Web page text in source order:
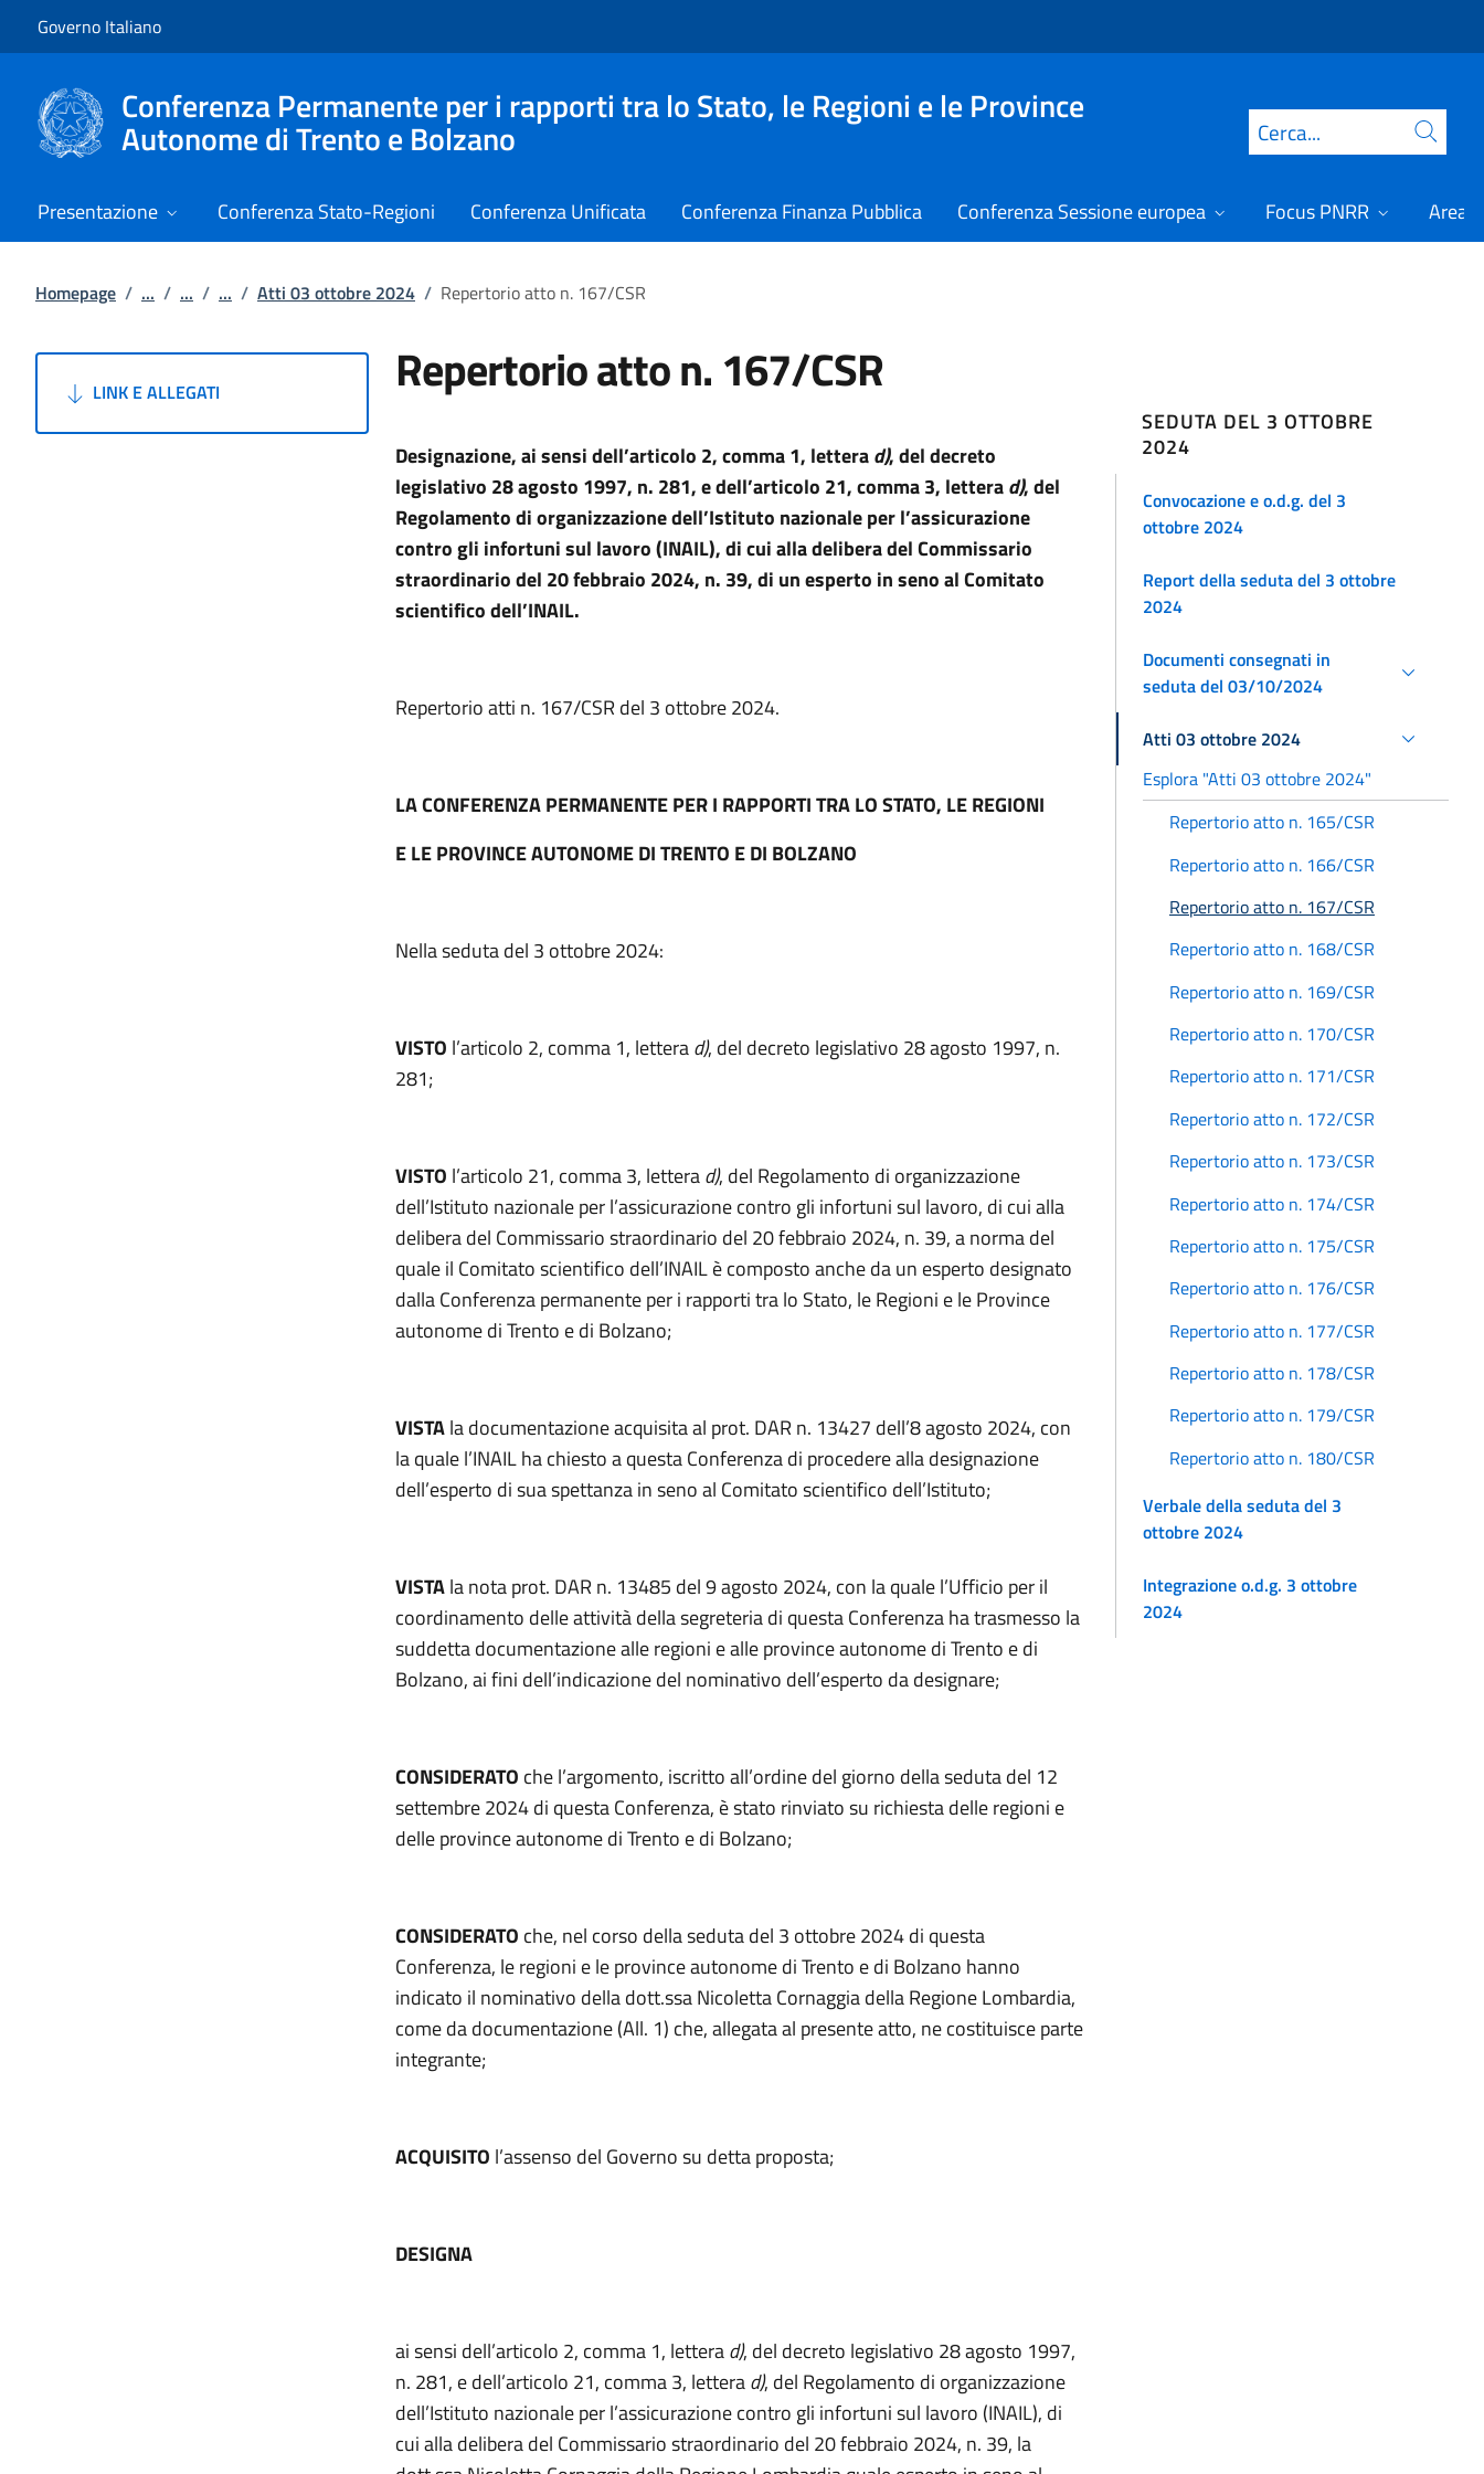
Governo Italiano
Conferenza Permanente per i rapporti tra lo Stato, le Regioni e le Province
Autonome di Trento e Bolzano Cerca
Presentazione Conferenza Stato-Regioni Conferenza Unificata Conferenza Finanza Pubblica Conferenza Sessione europea Focus PNRR Area
Homepage / ... / ... / ... / Atti 03 ottobre 2024 / Repertorio atto n. 167/CSR
LINK E ALLEGATI Repertorio atto n. 167/CSR
Designazione, ai sensi dell’articolo 2, comma 1, letterad), del decreto
legislativo 28 agosto 1997, n. 281, e dell’articolo 21, comma 3, letterad), del
Regolamento di organizzazione dell’Istituto nazionale per l’assicurazione
contro gli infortuni sul lavoro (INAIL), di cui alla delibera del Commissario
straordinario del 20 febbraio 2024, n. 39, di un esperto in seno al Comitato
scientifico dell’INAIL.
Repertorio atti n. 167/CSR del 3 ottobre 2024.
LA CONFERENZA PERMANENTE PER I RAPPORTI TRA LO STATO, LE REGIONI
E LE PROVINCE AUTONOME DI TRENTO E DI BOLZANO
Nella seduta del 3 ottobre 2024:
VISTO l’articolo 2, comma 1, letterad), del decreto legislativo 28 agosto 1997, n.
281;
VISTO l’articolo 21, comma 3, letterad), del Regolamento di organizzazione
dell’Istituto nazionale per l’assicurazione contro gli infortuni sul lavoro, di cui alla
delibera del Commissario straordinario del 20 febbraio 2024, n. 39, a norma del
quale il Comitato scientifico dell’INAIL è composto anche da un esperto designato
dalla Conferenza permanente per i rapporti tra lo Stato, le Regioni e le Province
autonome di Trento e di Bolzano;
VISTAla documentazione acquisita al prot. DAR n. 13427 dell’8 agosto 2024, con
la quale l’INAIL ha chiesto a questa Conferenza di procedere alla designazione
dell’esperto di sua spettanza in seno al Comitato scientifico dell’Istituto;
VISTAla nota prot. DAR n. 13485 del 9 agosto 2024, con la quale l’Ufficio per il
coordinamento delle attività della segreteria di questa Conferenza ha trasmesso la
suddetta documentazione alle regioni e alle province autonome di Trento e di
Bolzano, ai fini dell’indicazione del nominativo dell’esperto da designare;
CONSIDERATO che l’argomento, iscritto all’ordine del giorno della seduta del 12
settembre 2024 di questa Conferenza, è stato rinviato su richiesta delle regioni e
delle province autonome di Trento e di Bolzano;
CONSIDERATO che, nel corso della seduta del 3 ottobre 2024 di questa
Conferenza, le regioni e le province autonome di Trento e di Bolzano hanno
indicato il nominativo della dott.ssa Nicoletta Cornaggia della Regione Lombardia,
come da documentazione (All. 1) che, allegata al presente atto, ne costituisce parte
integrante;
ACQUISITO l’assenso del Governo su detta proposta;
DESIGNA
ai sensi dell’articolo 2, comma 1, letterad), del decreto legislativo 28 agosto 1997,
n. 281, e dell’articolo 21, comma 3, letterad), del Regolamento di organizzazione
dell’Istituto nazionale per l’assicurazione contro gli infortuni sul lavoro (INAIL), di
cui alla delibera del Commissario straordinario del 20 febbraio 2024, n. 39, la
SEDUTA DEL 3 OTTOBRE
2024
Convocazione e o.d.g. del 3
ottobre 2024
Report della seduta del 3 ottobre
2024
Documenti consegnati in
seduta del 03/10/2024
Atti 03 ottobre 2024
Esplora "Atti 03 ottobre 2024"
Repertorio atto n. 165/CSR
Repertorio atto n. 166/CSR
Repertorio atto n. 167/CSR
Repertorio atto n. 168/CSR
Repertorio atto n. 169/CSR
Repertorio atto n. 170/CSR
Repertorio atto n. 171/CSR
Repertorio atto n. 172/CSR
Repertorio atto n. 173/CSR
Repertorio atto n. 174/CSR
Repertorio atto n. 175/CSR
Repertorio atto n. 176/CSR
Repertorio atto n. 177/CSR
Repertorio atto n. 178/CSR
Repertorio atto n. 179/CSR
Repertorio atto n. 180/CSR
Verbale della seduta del 3
ottobre 2024
Integrazione o.d.g. 3 ottobre
2024